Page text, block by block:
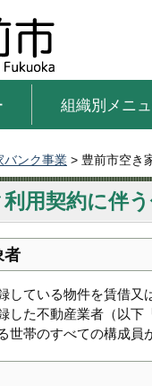
組織別メニ
バンク事業 > 豊前市空き
用契約に伴
者
している物件を賃借又
した不動産業者（以下
世帯のすべての構成員